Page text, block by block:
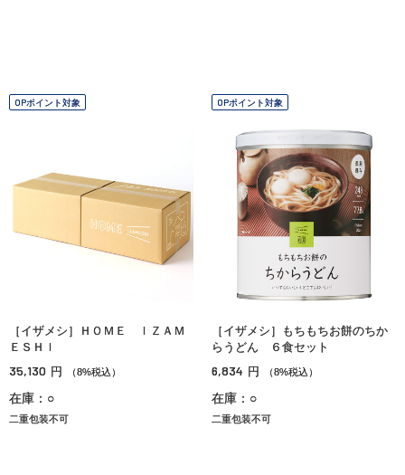
OPポイント対象
［イザメシ］ＨＯＭＥ ＩＺＡＭ
ＥＳＨＩ
35,130 円 （8%税込）
在庫：○
二重包装不可
OPポイント対象
［イザメシ］もちもちお餅のちか
らうどん ６食セット
6,834 円 （8%税込）
在庫：○
二重包装不可